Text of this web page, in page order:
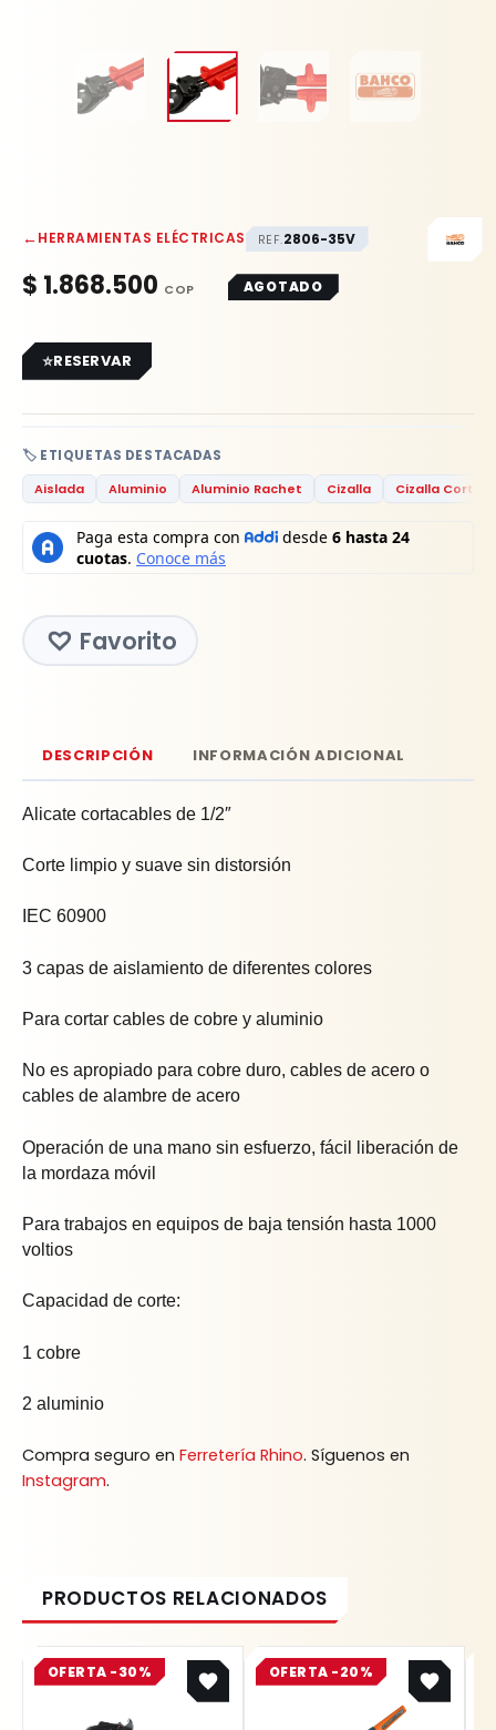
←HERRAMIENTAS ELÉCTRICAS REF.2806-35V
$ 1.868.500 AGOTADO
🏷️ ETIQUETAS DESTACADAS
Aislada
Aluminio Aluminio Rachet Cizalla Cizalla
RESERVAR
Favorito
DESCRIPCIÓN INFORMACIÓN ADICIONAL
Alicate cortacables de 1/2″
Corte limpio y suave sin distorsión
IEC 60900
3 capas de aislamiento de diferentes colores
Para cortar cables de cobre y aluminio
No es apropiado para cobre duro, cables de acero o
cables de alambre de acero
Operación de una mano sin esfuerzo, fácil liberación de
la mordaza móvil
Para trabajos en equipos de baja tensión hasta 1000
voltios
Capacidad de corte:
1 cobre
2 aluminio
Compra seguro en Ferretería Rhino. Síguenos en
Instagram.
OFERTA -30%
Original
price
was:
Current
price
is:
OFERTA -20%
Original
price
was:
$ 43.800.
Current
price
is:
$ 35.040.